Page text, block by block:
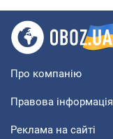
Про компанію
Правова інформація
Реклама на сайті